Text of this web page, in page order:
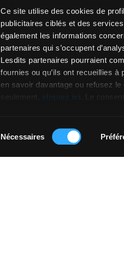
Ce site utilise des cookies de
publicitaires ciblés et des
également les informations
partenaires qui s’occupent
Lesdits partenaires pourraient
fournies ou qu’ils ont recueillies
en savoir davantage ou refusez
seulement,
cliquez ici . Le
du
Nécessaires
0 of 15 max